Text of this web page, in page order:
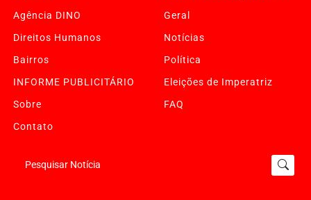
Agência DINO
Geral
Direitos Humanos
Notícias
Bairros
Política
INFORME PUBLICITÁRIO
Eleições de Imperatriz
Sobre
FAQ
Contato
Pesquisar Notícia